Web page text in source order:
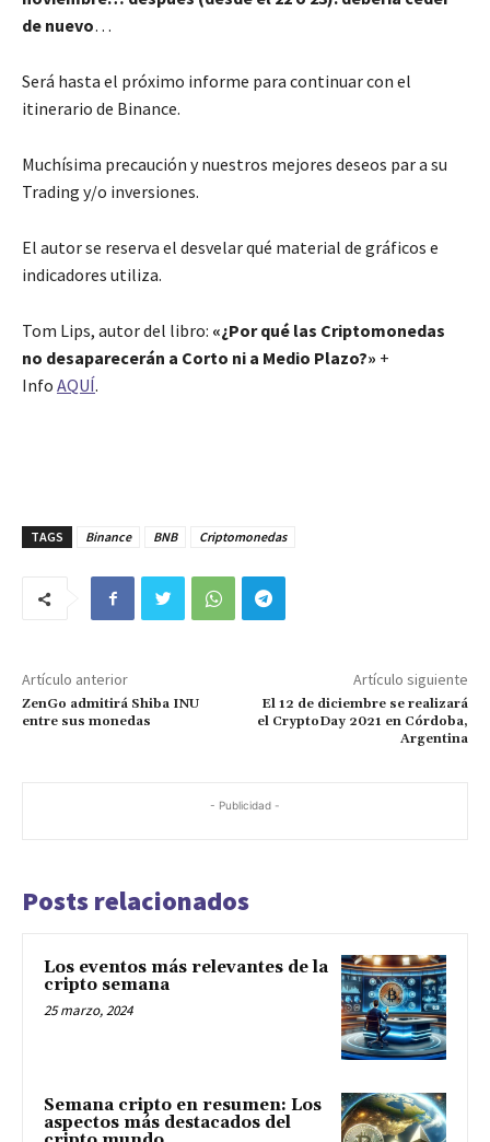
de nuevo…
Será hasta el próximo informe para continuar con el
itinerario de Binance.
Muchísima precaución y nuestros mejores deseos par a su
Trading y/o inversiones.
El autor se reserva el desvelar qué material de gráficos e
indicadores utiliza.
Tom Lips, autor del libro: «¿Por qué las Criptomonedas
no desaparecerán a Corto ni a Medio Plazo?» +
Info AQUÍ.
TAGS Binance BNB Criptomonedas
Artículo anterior
ZenGo admitirá Shiba INU
entre sus monedas
Artículo siguiente
El 12 de diciembre se realizará
el CryptoDay 2021 en Córdoba,
Argentina
- Publicidad -
Posts relacionados
Los eventos más relevantes de la
cripto semana
25 marzo, 2024
Semana cripto en resumen: Los
aspectos más destacados del